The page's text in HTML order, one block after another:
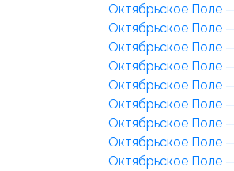
Октябрьское Поле
Октябрьское Поле
Октябрьское Поле
Октябрьское Поле
Октябрьское Поле
Октябрьское Поле
Октябрьское Поле
Октябрьское Поле
Октябрьское Поле